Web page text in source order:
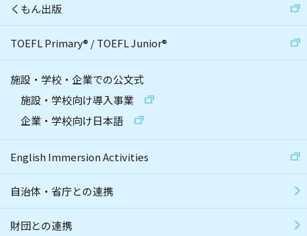
くもん出版
TOEFL Primary® /TOEFL Junior®
施設・学校・企業での公文式
施設・学校向け導入事業
企業・学校向け日本語
English Immersion Activities
自治体・省庁との連携
財団との連携